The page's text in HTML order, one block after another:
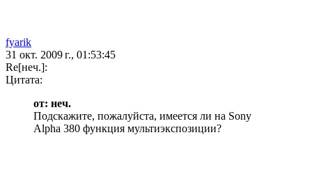
fyarik
31 окт. 2009 г., 01:53:45
Re[неч.]:
Цитата:
от: неч.
Подскажите, пожалуйста, имеется ли на Sony
Alpha 380 функция мультиэкспозиции?